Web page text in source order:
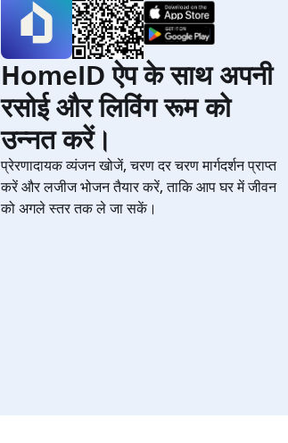
HomeID ऐप के साथ अपनी
रसोई और लिविंग रूम को
उन्नत करें।
प्रेरणादायक व्यंजन खोजें, चरण दर चरण मार्गदर्शन प्राप्त
करें और लजीज भोजन तैयार करें, ताकि आप घर में जीवन
को अगले स्तर तक ले जा सकें।